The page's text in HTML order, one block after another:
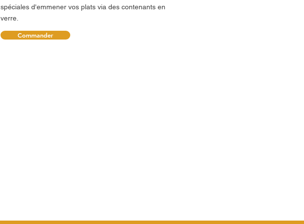
spéciales d'emmener vos plats via des contenants en
verre.
Commander